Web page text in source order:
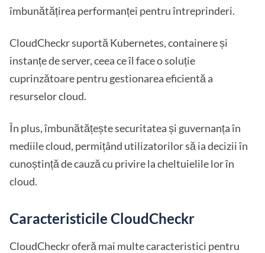
îmbunătățirea performanței pentru întreprinderi.
CloudCheckr suportă Kubernetes, containere și
instanțe de server, ceea ce îl face o soluție
cuprinzătoare pentru gestionarea eficientă a
resurselor cloud.
În plus, îmbunătățește securitatea și guvernanța în
mediile cloud, permițând utilizatorilor să ia decizii în
cunoștință de cauză cu privire la cheltuielile lor în
cloud.
Caracteristicile CloudCheckr
CloudCheckr oferă mai multe caracteristici pentru